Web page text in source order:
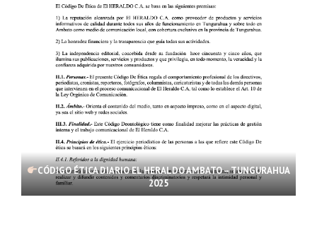
CÓDIGO ÉTICA DIARIO EL HERALDO AMBATO – TUNGURAHUA
2025